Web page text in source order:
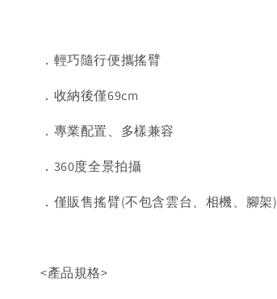
．輕巧隨行便攜搖臂
．收納後僅69cm
．專業配置、多樣兼容
．360度全景拍攝
．僅販售搖臂(不包含雲台、相機、腳架)
<產品規格>